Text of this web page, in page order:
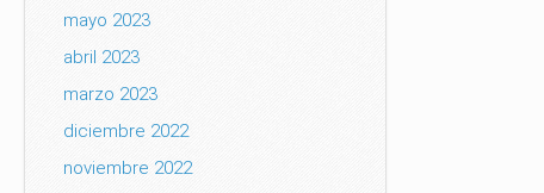
mayo 2023
abril 2023
marzo 2023
diciembre 2022
noviembre 2022